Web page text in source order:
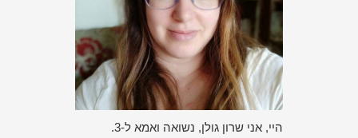
היי, אני שרון גולן, נשואה ואמא ל-3.